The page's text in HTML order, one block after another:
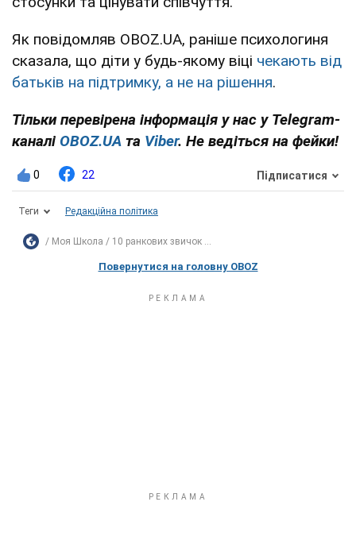
Як повідомляв OBOZ.UA, раніше психологиня
сказала, що діти у будь-якому віці чекають від
батьків на підтримку, а не на рішення.
Тільки перевірена інформація у нас у Telegram-
каналі OBOZ.UA та Viber. Не ведіться на фейки!
0 22 Підписатися
Теги Редакційна політика
Моя Школа 10 ранкових звичок ...
Повернутися на головну OBOZ